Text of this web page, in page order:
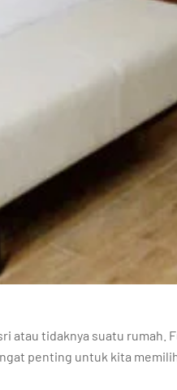
atau tidaknya suatu
penting untuk kita